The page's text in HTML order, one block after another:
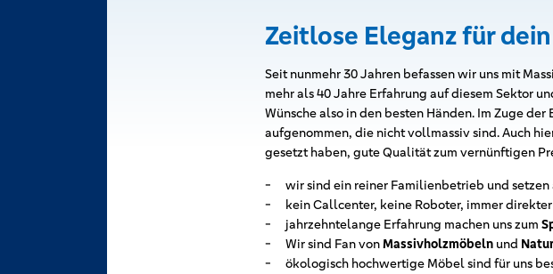
Zeitlose Eleganz für
Seit nunmehr 30 Jahren befassen wir uns mit
mehr als 40 Jahre Erfahrung auf diesem Sektor
Wünsche also in den besten Händen. Im Zuge
aufgenommen, die nicht vollmassiv sind. Auch
gesetzt haben, gute Qualität zum vernünftigen
wir sind ein reiner Familienbetrieb und
kein Callcenter, keine Roboter, immer
jahrzehntelange Erfahrung machen uns zum
Wir sind Fan vonMassivholzmöbelnund
ökologisch hochwertige Möbel sind für uns